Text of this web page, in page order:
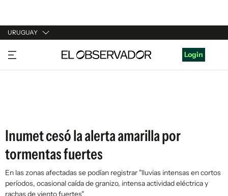
URUGUAY
URUGUAY
ARGENTINA
Login
Inumet cesó la alerta amarilla por
tormentas fuertes
En las zonas afectadas se podían registrar "lluvias intensas en cortos
períodos, ocasional caída de granizo, intensa actividad eléctrica y
rachas de viento fuertes"